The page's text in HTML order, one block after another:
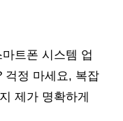
트폰 시스템 업
걱정 마세요, 복잡
제가 명확하게